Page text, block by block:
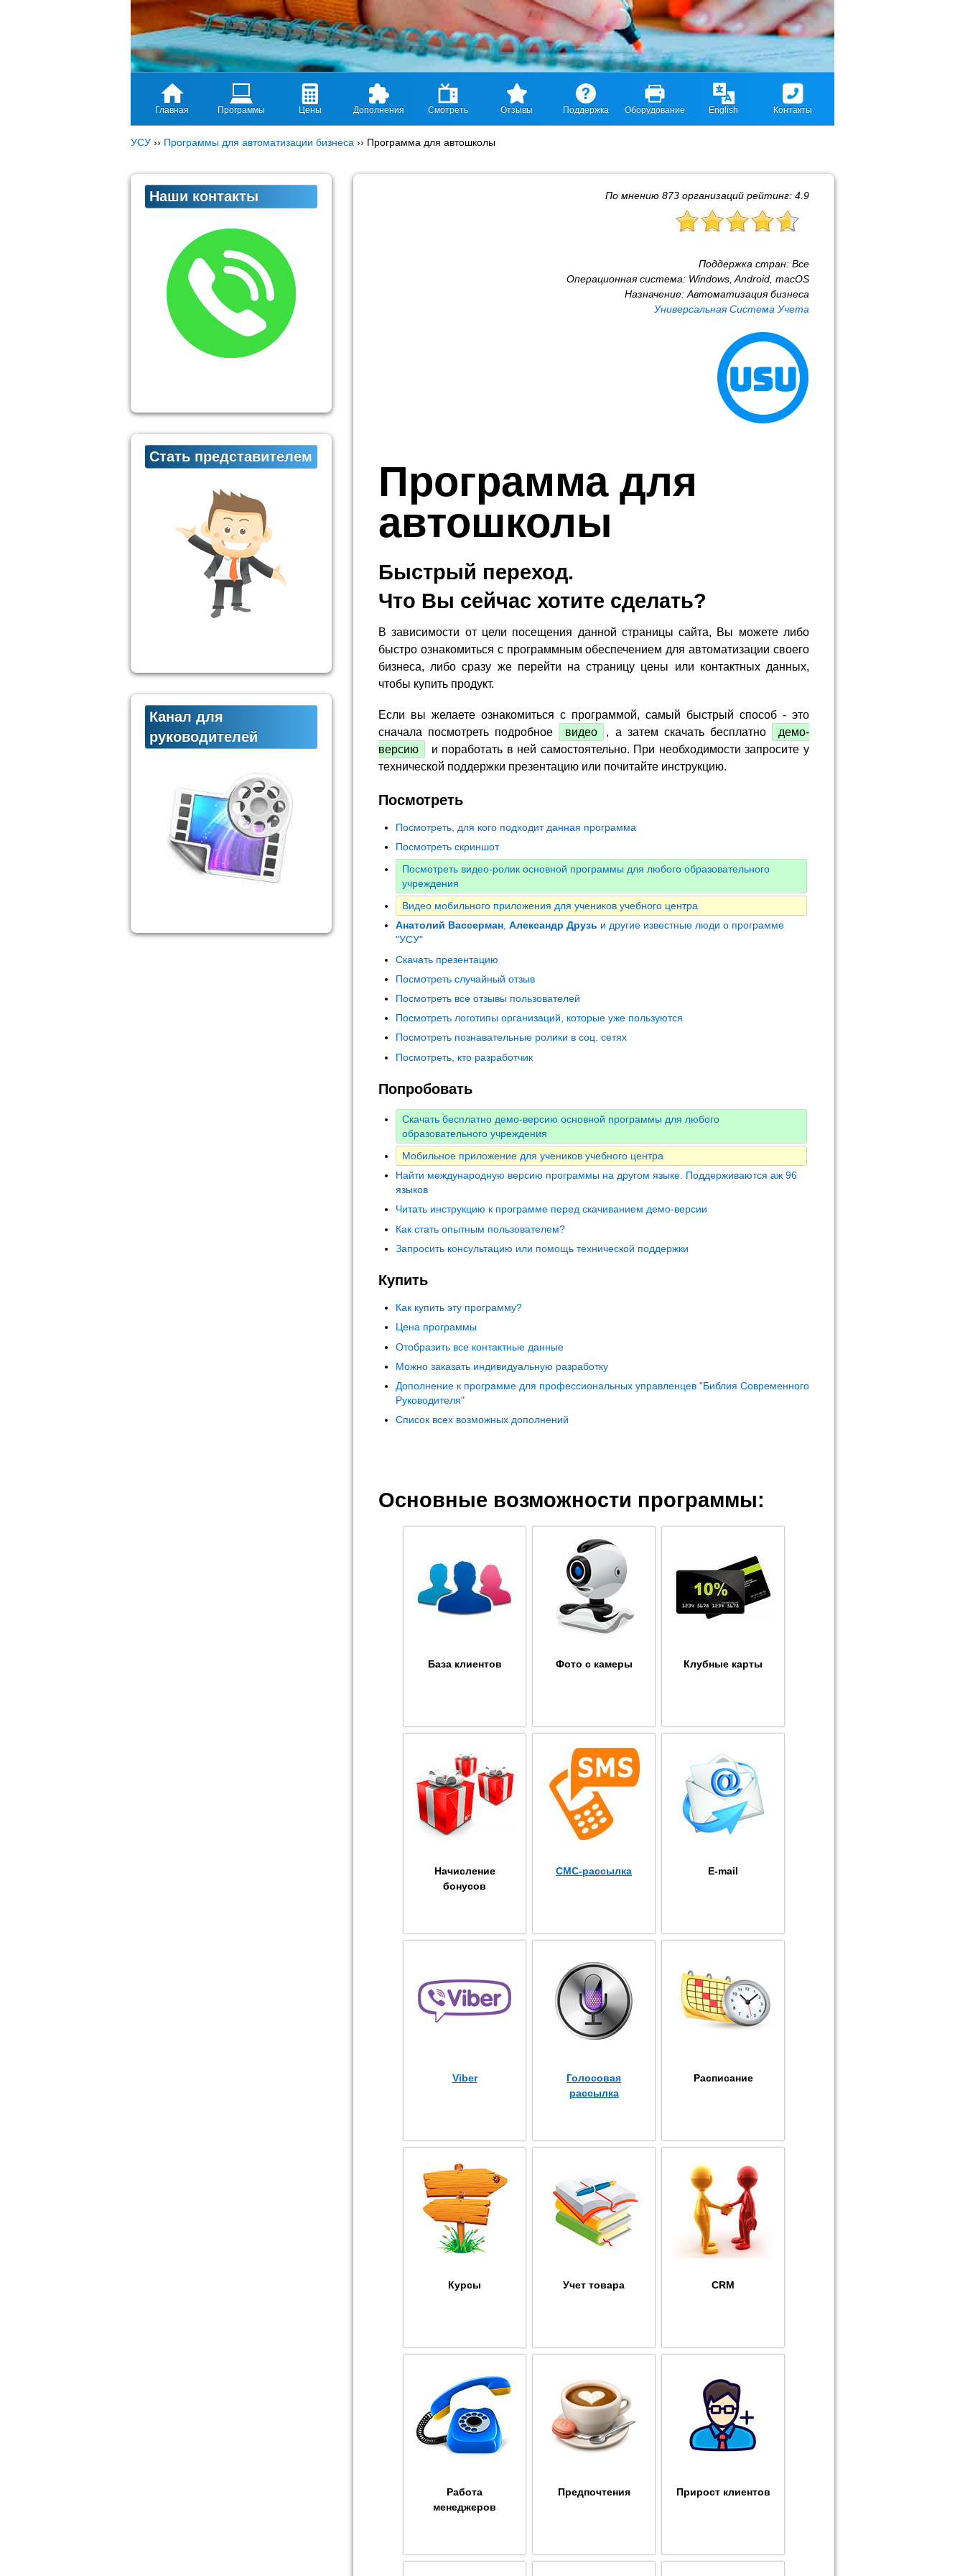
Главная Программы Цены Дополнения Смотреть Отзывы Поддержка Оборудование English Контакты
УСУ ›› Программы для автоматизации бизнеса ›› Программа для автошколы
По мнению 873 организаций рейтинг: 4.9
Поддержка стран: Все
Операционная система: Windows, Android, macOS
Назначение: Автоматизация бизнеса
Универсальная Система Учета
Программа для
автошколы
Быстрый переход.
Что Вы сейчас хотите сделать?
В зависимости от цели посещения данной страницы сайта, Вы можете либо
быстро ознакомиться с программным обеспечением для автоматизации своего
бизнеса, либо сразу же перейти на страницу цены или контактных данных,
чтобы купить продукт.
Если вы желаете ознакомиться с программой, самый быстрый способ - это
сначала посмотреть подробное
видео , а затем скачать бесплатно
демо-
версию
и поработать в ней самостоятельно. При необходимости запросите у
технической поддержки презентацию или почитайте инструкцию.
Посмотреть
Посмотреть, для кого подходит данная программа
Посмотреть скриншот
Посмотреть видео-ролик основной программы для любого образовательного
учреждения
Видео мобильного приложения для учеников учебного центра
Анатолий Вассерман, Александр Друзь и другие известные люди о программе
"УСУ"
Скачать презентацию
Посмотреть случайный отзыв
Посмотреть все отзывы пользователей
Посмотреть логотипы организаций, которые уже пользуются
Посмотреть познавательные ролики в соц. сетях
Посмотреть, кто разработчик
Попробовать
Скачать бесплатно демо-версию основной программы для любого
образовательного учреждения
Мобильное приложение для учеников учебного центра
Найти международную версию программы на другом языке. Поддерживаются аж 96
языков
Читать инструкцию к программе перед скачиванием демо-версии
Как стать опытным пользователем?
Запросить консультацию или помощь технической поддержки
Купить
Как купить эту программу?
Цена программы
Отобразить все контактные данные
Можно заказать индивидуальную разработку
Дополнение к программе для профессиональных управленцев "Библия Современного
Руководителя"
Список всех возможных дополнений
Основные возможности программы:
База клиентов Фото с камеры Клубные карты
Начисление
бонусов
СМС-рассылка E-mail
Viber
Голосовая
рассылка
Расписание
Курсы Учет товара CRM
Работа
менеджеров
Предпочтения Прирост клиентов
Наши контакты
Стать представителем
Канал для
руководителей